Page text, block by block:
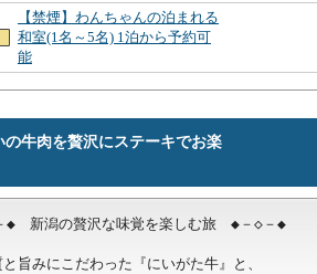
【禁煙】わんちゃんの泊まれる
和室(1名～5名) 1泊から予約可
能
牛肉を贅沢にステーキでお楽
◆　新潟の贅沢な味覚を楽しむ旅　◆－◇－◆
旨みにこだわった『にいがた牛』と、